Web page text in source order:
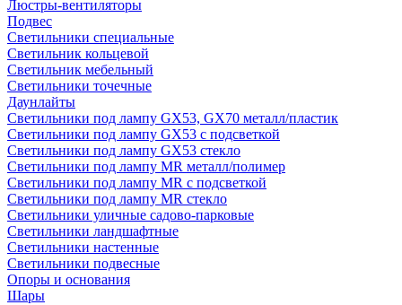
Люстры-вентиляторы
Подвес
Светильники специальные
Светильник кольцевой
Светильник мебельный
Светильники точечные
Даунлайты
Светильники под лампу GX53, GX70 металл/пластик
Светильники под лампу GX53 с подсветкой
Светильники под лампу GX53 стекло
Светильники под лампу MR металл/полимер
Светильники под лампу MR с подсветкой
Светильники под лампу MR стекло
Светильники уличные садово-парковые
Светильники ландшафтные
Светильники настенные
Светильники подвесные
Опоры и основания
Шары